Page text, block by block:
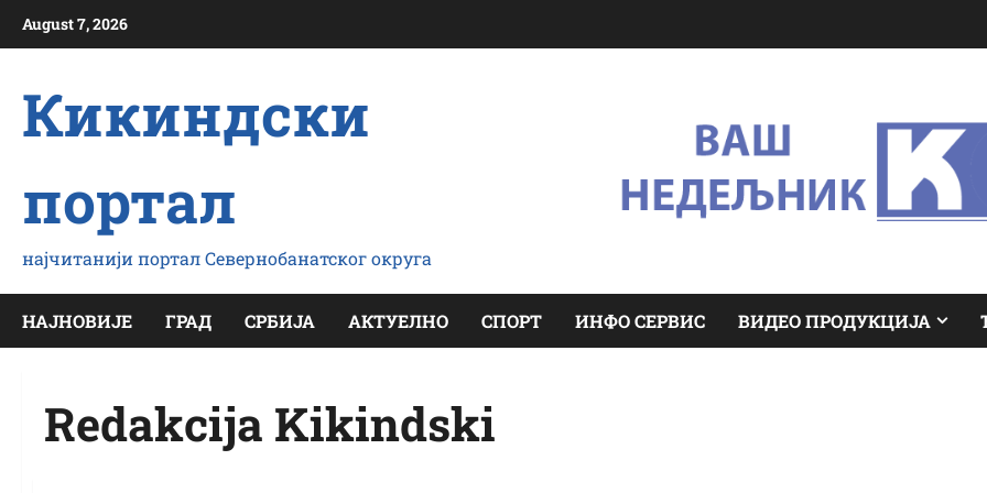
August 7, 2026
Кикиндски
портал
најчитанији портал Севернобанатског округа
НАЈНОВИЈЕ ГРАД СРБИЈА АКТУЕЛНО СПОРТ ИНФО СЕРВИС ВИДЕО ПРОДУКЦИЈА
Redakcija Kikindski